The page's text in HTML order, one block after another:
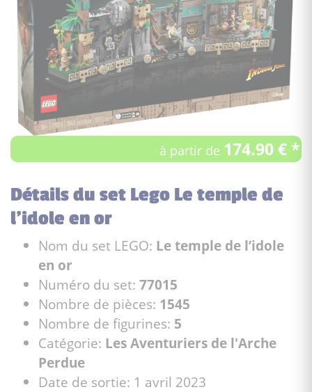
à partir de 174.90 € *
Détails du set Lego Le temple de
l’idole en or
Nom du set LEGO: Le temple de l’idole
en or
Numéro du set: 77015
Nombre de pièces: 1545
Nombre de figurines: 5
Catégorie: Les Aventuriers de l'Arche
Perdue
Date de sortie: 1 avril 2023